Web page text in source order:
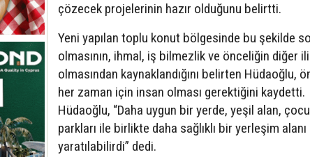
çözecek projelerinin hazır olduğunu belirtti.
Yeni yapılan toplu konut bölgesinde bu şekilde
olmasının, ihmal, iş bilmezlik ve önceliğin diğer
olmasından kaynaklandığını belirten Hüdaoğlu,
her zaman için insan olması gerektiğini kaydetti.
Hüdaoğlu, “Daha uygun bir yerde, yeşil alan,
parkları ile birlikte daha sağlıklı bir yerleşim alanı
yaratılabilirdi” dedi.